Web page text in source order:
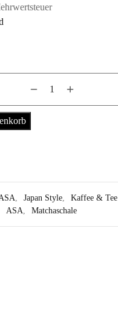
, Japan Style,
Kaffee & Tee
ASA, Matchaschale